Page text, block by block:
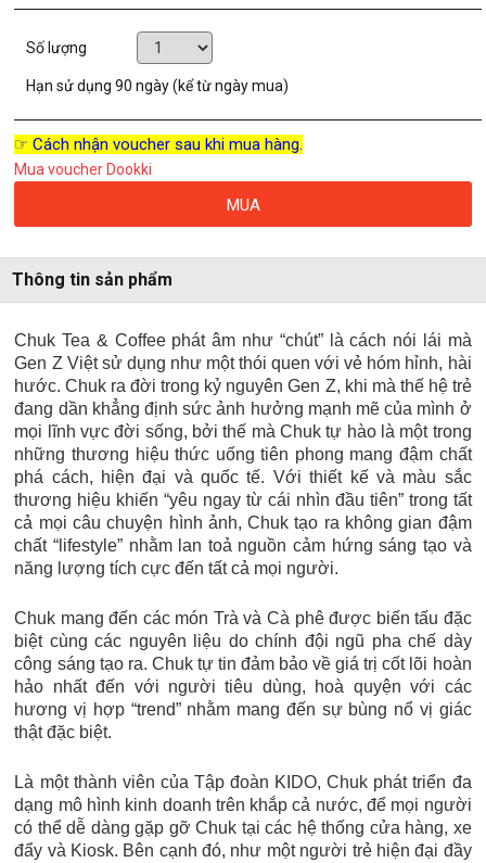
Số lượng
Hạn sử dụng90 ngày (kể từ ngày mua)
☞ Cách nhận voucher sau khi mua hàng.
Mua voucher Dookki
MUA
Thông tin sản phẩm
Chuk Tea & Coffee phát âm như “chút” là cách nói lái mà
Gen Z Việt sử dụng như một thói quen với vẻ hóm hỉnh, hài
hước. Chuk ra đời trong kỷ nguyên Gen Z, khi mà thế hệ trẻ
đang dần khẳng định sức ảnh hưởng mạnh mẽ của mình ở
mọi lĩnh vực đời sống, bởi thế mà Chuk tự hào là một trong
những thương hiệu thức uống tiên phong mang đậm chất
phá cách, hiện đại và quốc tế. Với thiết kế và màu sắc
thương hiệu khiến “yêu ngay từ cái nhìn đầu tiên” trong tất
cả mọi câu chuyện hình ảnh, Chuk tạo ra không gian đậm
chất “lifestyle” nhằm lan toả nguồn cảm hứng sáng tạo và
năng lượng tích cực đến tất cả mọi người.
Chuk mang đến các món Trà và Cà phê được biến tấu đặc
biệt cùng các nguyên liệu do chính đội ngũ pha chế dày
công sáng tạo ra. Chuk tự tin đảm bảo về giá trị cốt lõi hoàn
hảo nhất đến với người tiêu dùng, hoà quyện với các
hương vị hợp “trend” nhằm mang đến sự bùng nổ vị giác
thật đặc biệt.
Là một thành viên của Tập đoàn KIDO, Chuk phát triển đa
dạng mô hình kinh doanh trên khắp cả nước, để mọi người
có thể dễ dàng gặp gỡ Chuk tại các hệ thống cửa hàng, xe
đẩy và Kiosk. Bên cạnh đó, như một người trẻ hiện đại đầy